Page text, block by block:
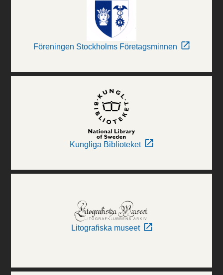
Föreningen Stockholms Företagsminnen
Kungliga Biblioteket
Litografiska museet